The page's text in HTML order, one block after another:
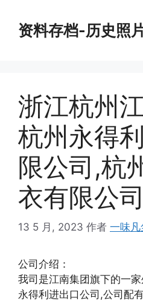
资料存档-历史照
浙江杭州
杭州永得
限公司,杭
衣有限公司
13 5 月, 2023 作者 一味凡
公司介绍：
我司是江南集团旗下的一
永得利进出口公司,公司配